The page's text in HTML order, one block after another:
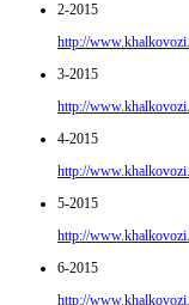
2-2015
http://
3-2015
http://
4-2015
http://
5-2015
http://
6-2015
http://